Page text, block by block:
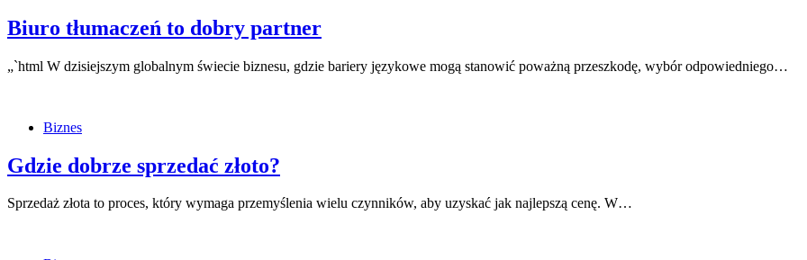
Biuro tłumaczeń to dobry partner
„`html W dzisiejszym globalnym świecie biznesu, gdzie bariery językowe mogą stanowić poważną przeszkodę, wybór odpowiedniego…
Biznes
Gdzie dobrze sprzedać złoto?
Sprzedaż złota to proces, który wymaga przemyślenia wielu czynników, aby uzyskać jak najlepszą cenę. W…